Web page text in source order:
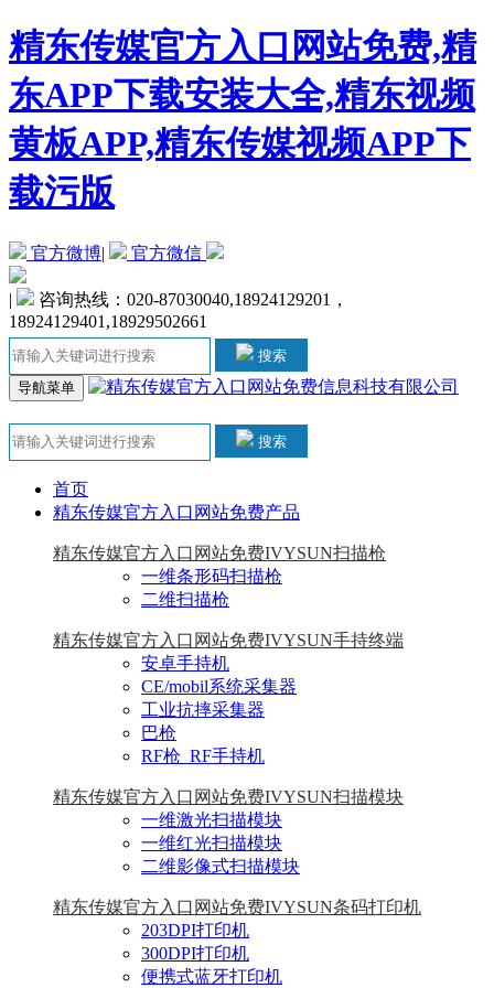
精东传媒官方入口网站免费,精
东APP下载安装大全,精东视频
黄板APP,精东传媒视频APP下
载污版
官方微博| 官方微信
|
咨询热线：020-87030040,18924129201，
18924129401,18929502661
搜索
导航菜单
搜索
首页
精东传媒官方入口网站免费产品
精东传媒官方入口网站免费IVYSUN扫描枪
一维条形码扫描枪
二维扫描枪
精东传媒官方入口网站免费IVYSUN手持终端
安卓手持机
CE/mobil系统采集器
工业抗摔采集器
巴枪
RF枪_RF手持机
精东传媒官方入口网站免费IVYSUN扫描模块
一维激光扫描模块
一维红光扫描模块
二维影像式扫描模块
精东传媒官方入口网站免费IVYSUN条码打印机
203DPI打印机
300DPI打印机
便携式蓝牙打印机